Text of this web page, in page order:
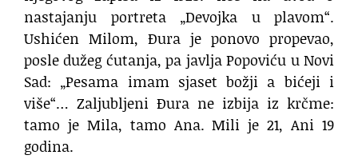
nastajanju portreta „Devojka u plavom“.
Ushićen Milom, Đura je ponovo propevao,
posle dužeg ćutanja, pa javlja Popoviću u Novi
Sad: „Pesama imam sjaset božji a bićeji i
više“… Zaljubljeni Đura ne izbija iz krčme:
tamo je Mila, tamo Ana. Mili je 21, Ani 19
godina.